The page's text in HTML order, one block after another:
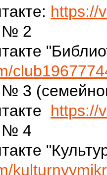
https://
№ 2
3
https://
№ 4